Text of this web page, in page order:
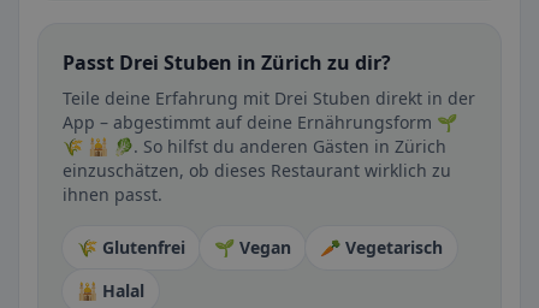
Passt Drei Stuben in Zürich zu dir?
Teile deine Erfahrung mit Drei Stuben direkt in der
App – abgestimmt auf deine Ernährungsform 🌱
🌾 🕌 🥬. So hilfst du anderen Gästen in Zürich
einzuschätzen, ob dieses Restaurant wirklich zu
ihnen passt.
🌾 Glutenfrei 🌱 Vegan
🥕 Vegetarisch
🕌 Halal